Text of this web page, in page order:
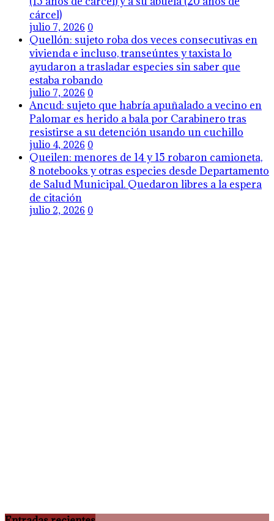
cárcel)
julio 7, 2026 0
Quellón: sujeto roba dos veces consecutivas en
vivienda e incluso, transeúntes y taxista lo
ayudaron a trasladar especies sin saber que
estaba robando
julio 7, 2026 0
Ancud: sujeto que habría apuñalado a vecino en
Palomar es herido a bala por Carabinero tras
resistirse a su detención usando un cuchillo
julio 4, 2026 0
Queilen: menores de 14 y 15 robaron camioneta,
8 notebooks y otras especies desde Departamento
de Salud Municipal. Quedaron libres a la espera
de citación
julio 2, 2026 0